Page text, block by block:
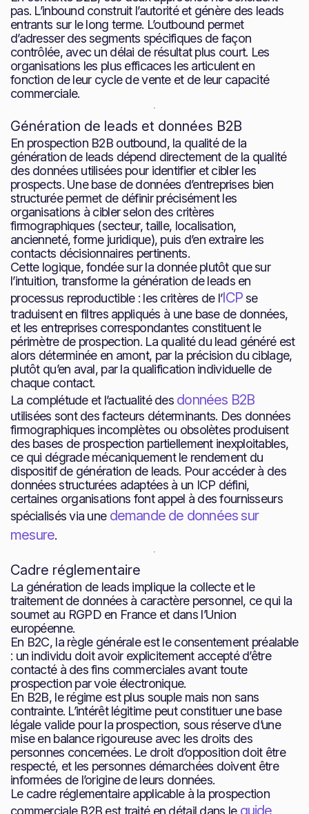
pas. L’inbound construit l’autorité et génère des leads
entrants sur le long terme. L’outbound permet
d’adresser des segments spécifiques de façon
contrôlée, avec un délai de résultat plus court. Les
organisations les plus efficaces les articulent en
fonction de leur cycle de vente et de leur capacité
commerciale.
Génération de leads et données B2B
En prospection B2B outbound, la qualité de la
génération de leads dépend directement de la qualité
des données utilisées pour identifier et cibler les
prospects. Une base de données d’entreprises bien
structurée permet de définir précisément les
organisations à cibler selon des critères
firmographiques (secteur, taille, localisation,
ancienneté, forme juridique), puis d’en extraire les
contacts décisionnaires pertinents.
Cette logique, fondée sur la donnée plutôt que sur
l’intuition, transforme la génération de leads en
processus reproductible : les critères de l’ICPse
traduisent en filtres appliqués à une base de données,
et les entreprises correspondantes constituent le
périmètre de prospection. La qualité du lead généré est
alors déterminée en amont, par la précision du ciblage,
plutôt qu’en aval, par la qualification individuelle de
chaque contact.
La complétude et l’actualité des données B2B
utilisées sont des facteurs déterminants. Des données
firmographiques incomplètes ou obsolètes produisent
des bases de prospection partiellement inexploitables,
ce qui dégrade mécaniquement le rendement du
dispositif de génération de leads. Pour accéder à des
données structurées adaptées à un ICP défini,
certaines organisations font appel à des fournisseurs
spécialisés via une demande de données sur
mesure.
Cadre réglementaire
La génération de leads implique la collecte et le
traitement de données à caractère personnel, ce qui la
soumet au RGPD en France et dans l’Union
européenne.
En B2C, la règle générale est le consentement préalable
: un individu doit avoir explicitement accepté d’être
contacté à des fins commerciales avant toute
prospection par voie électronique.
En B2B, le régime est plus souple mais non sans
contrainte. L’intérêt légitime peut constituer une base
légale valide pour la prospection, sous réserve d’une
mise en balance rigoureuse avec les droits des
personnes concernées. Le droit d’opposition doit être
respecté, et les personnes démarchées doivent être
informées de l’origine de leurs données.
Le cadre réglementaire applicable à la prospection
commerciale B2B est traité en détail dans le guide